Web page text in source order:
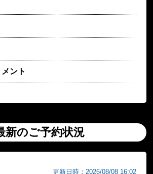
ント
新のご予約状況
更新日時：2026/08/08 16:02